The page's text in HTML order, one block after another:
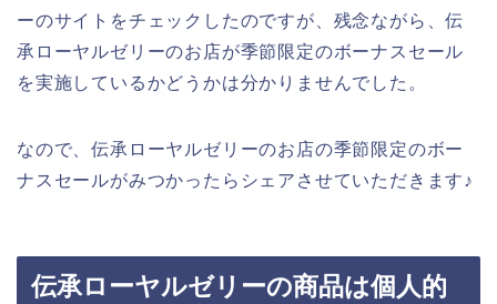
ーのサイトをチェックしたのですが、残念ながら、伝
承ローヤルゼリーのお店が季節限定のボーナスセール
を実施しているかどうかは分かりませんでした。
なので、伝承ローヤルゼリーのお店の季節限定のボー
ナスセールがみつかったらシェアさせていただきます♪
伝承ローヤルゼリーの商品は個人的